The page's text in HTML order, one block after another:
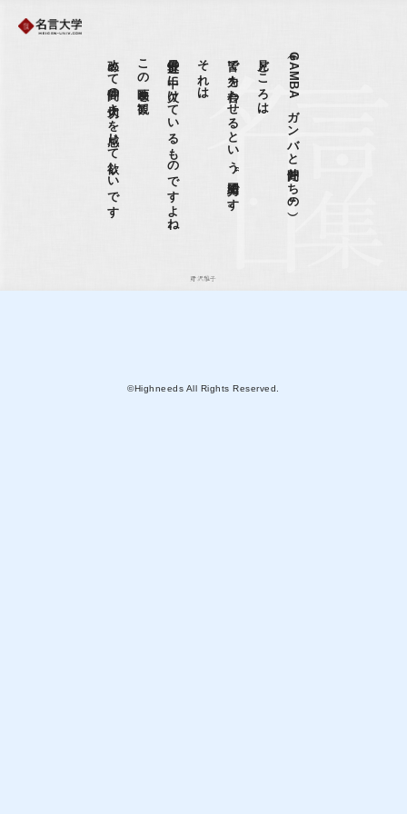
（『GAMBA ガンバと仲間たち』の）
見どころは、
皆で力を合わせるという“団結力です。
それは、
最近世の中に欠けているものですよね。
この映画を観て、
改めて仲間の大切さを感じて欲しいです
野沢雅子
©Highneeds All Rights Reserved.